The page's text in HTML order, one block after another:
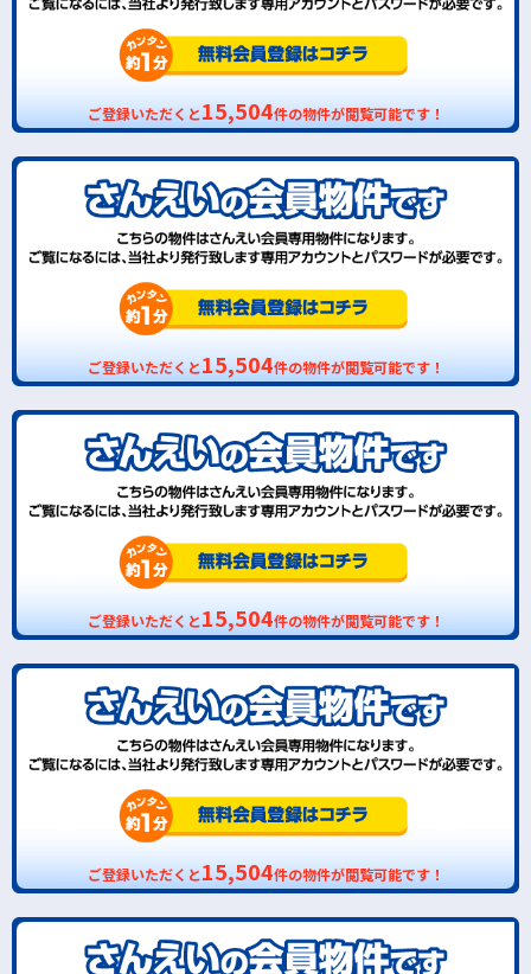
ご登録いただくと15,504件の物件が閲覧可能です！
ご登録いただくと15,504件の物件が閲覧可能です！
ご登録いただくと15,504件の物件が閲覧可能です！
ご登録いただくと15,504件の物件が閲覧可能です！